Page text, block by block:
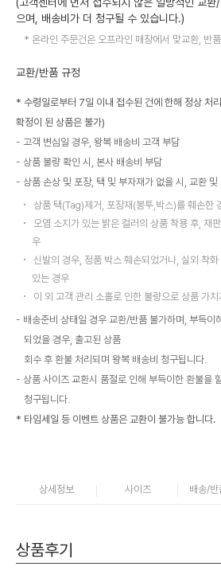
으며, 배송비가 더 청구될 수 있습니다.)
온라인 주문건은 오프라인 매장에서 맞교환, 반
교환/반품 규정
* 수령일로부터 7일 이내 접수된 건에 한해 정상 처
확정이 된 상품은 불가)
고객 변심일 경우, 왕복 배송비 고객 부담
상품 불량 확인 시, 본사 배송비 부담
상품 손상 및 포장, 택 및 부자재가 없을 시, 교환 및
상품 택(Tag)제거, 포장재(봉투,박스)를 훼손한
오염 소지가 있는 밝은 컬러의 상품 착용 후, 재
우
신발의 경우, 정품 박스 훼손되었거나, 실외 착
있는 경우
이 외 고객 관리 소홀로 인한 불량으로 상품 가
배송준비 상태일 경우 교환/반품 불가하며, 부득이
되었을 경우, 출고된 상품
회수 후 환불 처리되며 왕복 배송비 청구됩니다.
상품 사이즈 교환시 품절로 인해 부득이한 환불을
청구됩니다.
* 타임세일 등 이벤트 상품은 교환이 불가능 합니다.
상세정보 사이즈 배송/
상품후기